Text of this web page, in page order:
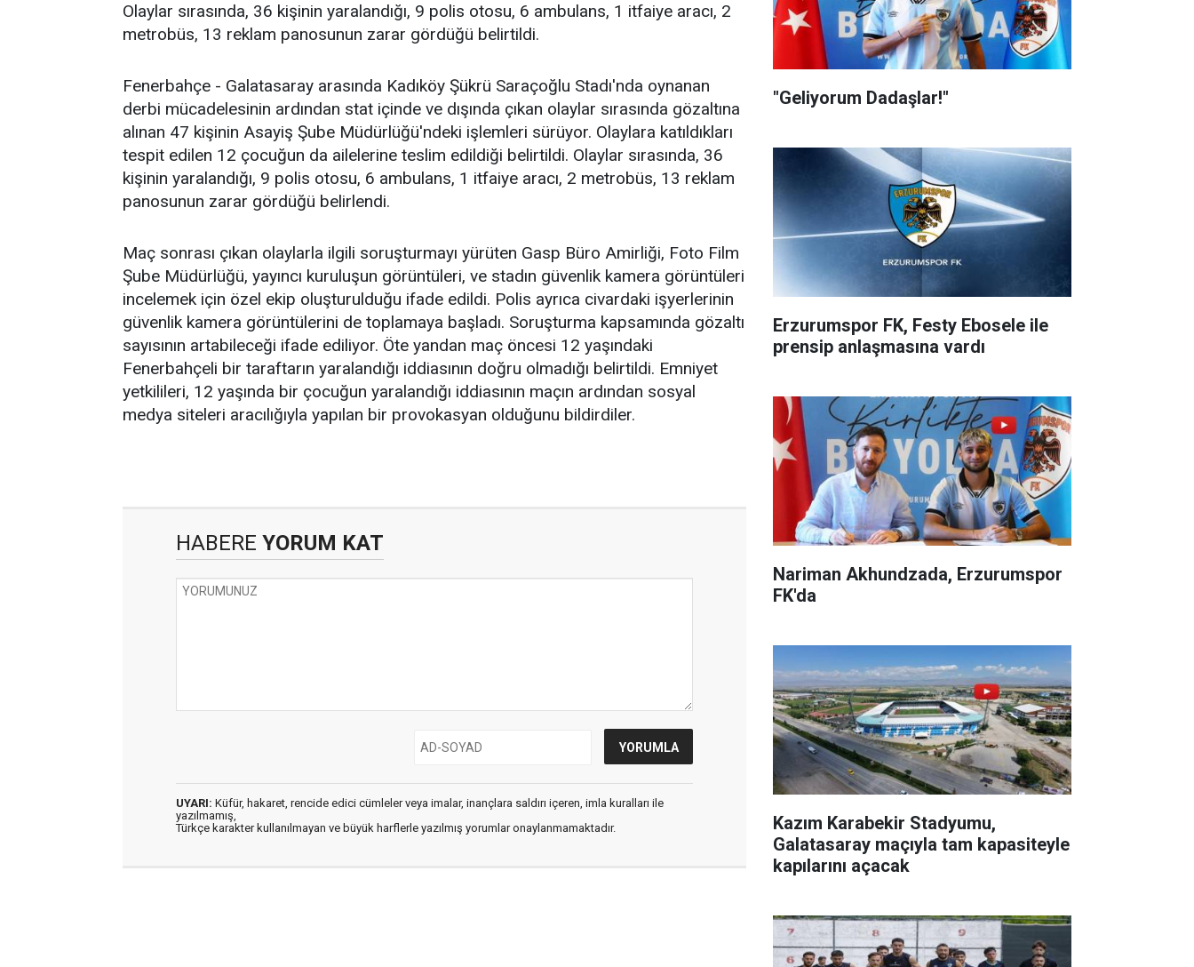
Olaylar sırasında, 36 kişinin yaralandığı, 9 polis otosu, 6 ambulans, 1 itfaiye aracı, 2
metrobüs, 13 reklam panosunun zarar gördüğü belirtildi.
Fenerbahçe - Galatasaray arasında Kadıköy Şükrü Saraçoğlu Stadı'nda oynanan
derbi mücadelesinin ardından stat içinde ve dışında çıkan olaylar sırasında gözaltına
alınan 47 kişinin Asayiş Şube Müdürlüğü'ndeki işlemleri sürüyor. Olaylara katıldıkları
tespit edilen 12 çocuğun da ailelerine teslim edildiği belirtildi. Olaylar sırasında, 36
kişinin yaralandığı, 9 polis otosu, 6 ambulans, 1 itfaiye aracı, 2 metrobüs, 13 reklam
panosunun zarar gördüğü belirlendi.
Maç sonrası çıkan olaylarla ilgili soruşturmayı yürüten Gasp Büro Amirliği, Foto Film
Şube Müdürlüğü, yayıncı kuruluşun görüntüleri, ve stadın güvenlik kamera görüntüleri
incelemek için özel ekip oluşturulduğu ifade edildi. Polis ayrıca civardaki işyerlerinin
güvenlik kamera görüntülerini de toplamaya başladı. Soruşturma kapsamında gözaltı
sayısının artabileceği ifade ediliyor. Öte yandan maç öncesi 12 yaşındaki
Fenerbahçeli bir taraftarın yaralandığı iddiasının doğru olmadığı belirtildi. Emniyet
yetkilileri, 12 yaşında bir çocuğun yaralandığı iddiasının maçın ardından sosyal
medya siteleri aracılığıyla yapılan bir provokasyan olduğunu bildirdiler.
HABERE YORUM KAT
UYARI: Küfür, hakaret, rencide edici cümleler veya imalar, inançlara saldırı içeren, imla kuralları ile
yazılmamış,
Türkçe karakter kullanılmayan ve büyük harflerle yazılmış yorumlar onaylanmamaktadır.
"Geliyorum Dadaşlar!"
Erzurumspor FK, Festy Ebosele ile
prensip anlaşmasına vardı
Nariman Akhundzada, Erzurumspor
FK'da
Kazım Karabekir Stadyumu,
Galatasaray maçıyla tam kapasiteyle
kapılarını açacak